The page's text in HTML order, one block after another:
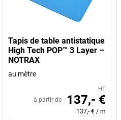
Tapis de table antistatique
High Tech POP™ 3 Layer –
NOTRAX
au mètre
HT
à partir de 137,- €
137,- € / m